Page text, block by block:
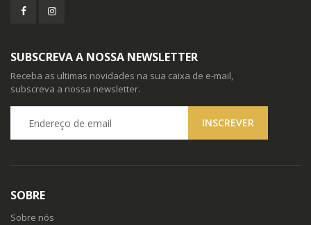
SUBSCREVA A NOSSA NEWSLETTER
Receba as ultimas novidades na sua caixa de e-mail,
subscreva a nossa newsletter.
SOBRE
Sobre nós